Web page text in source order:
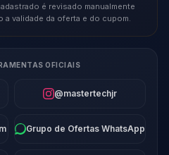
é revisado manualmente
validade da oferta e do cupom.
OFICIAIS
@mastertechjr
Grupo de Ofertas WhatsApp